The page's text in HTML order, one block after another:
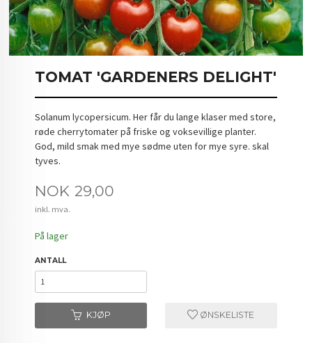
TOMAT 'GARDENERS DELIGHT'
Solanum lycopersicum. Her får du lange klaser med store,
røde cherrytomater på friske og voksevillige planter.
God, mild smak med mye sødme uten for mye syre. skal
tyves.
Pris
NOK 29,00
inkl. mva.
På lager
ANTALL
KJØP ØNSKELISTE